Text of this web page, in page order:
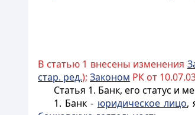
В статью 1 внесены изменения
стар. ред.); Законом РК от
Статья 1. Банк, его статус и
1. Банк - юридическое лицо,